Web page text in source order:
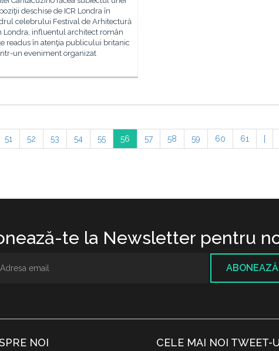
deschise de ICR Londra în
celebrului Festival de Arhitectură
Londra, influentul architect român
readus în atenţia publicului britanic
un eveniment organizat
51 52 53 54 55 56 57 58 59 60 61
te la Newsletter pentru
NOI CELE MAI NOI TWEET-